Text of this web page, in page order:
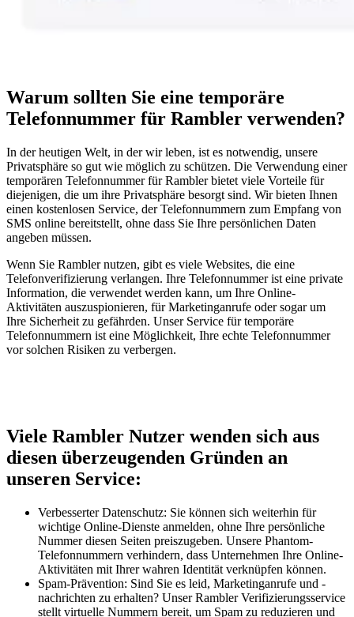
Warum sollten Sie eine temporäre
Telefonnummer für Rambler verwenden?
In der heutigen Welt, in der wir leben, ist es notwendig, unsere
Privatsphäre so gut wie möglich zu schützen. Die Verwendung einer
temporären Telefonnummer für Rambler bietet viele Vorteile für
diejenigen, die um ihre Privatsphäre besorgt sind. Wir bieten Ihnen
einen kostenlosen Service, der Telefonnummern zum Empfang von
SMS online bereitstellt, ohne dass Sie Ihre persönlichen Daten
angeben müssen.
Wenn Sie Rambler nutzen, gibt es viele Websites, die eine
Telefonverifizierung verlangen. Ihre Telefonnummer ist eine private
Information, die verwendet werden kann, um Ihre Online-
Aktivitäten auszuspionieren, für Marketinganrufe oder sogar um
Ihre Sicherheit zu gefährden. Unser Service für temporäre
Telefonnummern ist eine Möglichkeit, Ihre echte Telefonnummer
vor solchen Risiken zu verbergen.
Viele Rambler Nutzer wenden sich aus
diesen überzeugenden Gründen an
unseren Service:
Verbesserter Datenschutz: Sie können sich weiterhin für
wichtige Online-Dienste anmelden, ohne Ihre persönliche
Nummer diesen Seiten preiszugeben. Unsere Phantom-
Telefonnummern verhindern, dass Unternehmen Ihre Online-
Aktivitäten mit Ihrer wahren Identität verknüpfen können.
Spam-Prävention: Sind Sie es leid, Marketinganrufe und -
nachrichten zu erhalten? Unser Rambler Verifizierungsservice
stellt virtuelle Nummern bereit, um Spam zu reduzieren und